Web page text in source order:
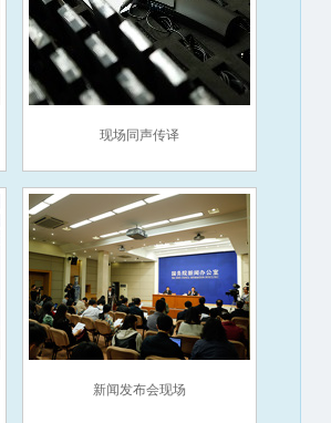
现场同声传译
新闻发布会现场